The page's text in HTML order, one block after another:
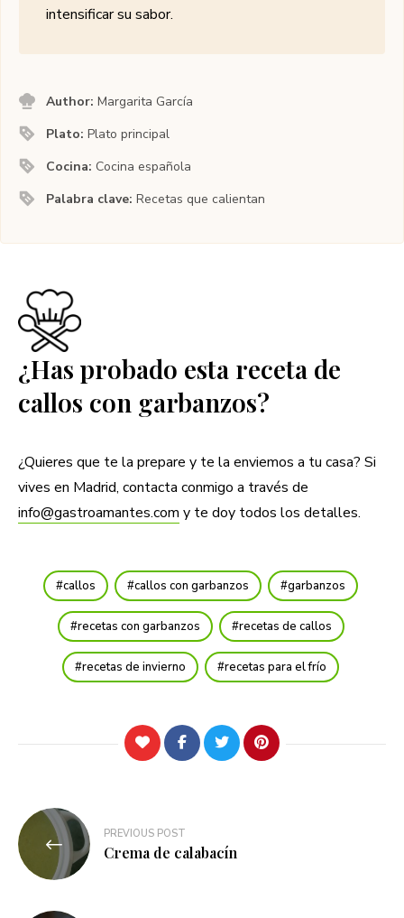
intensificar su sabor.
Author:Margarita García
Plato:Plato principal
Cocina: Cocina española
Palabra clave:Recetas que calientan
¿Has probado esta receta de
callos con garbanzos?
¿Quieres que te la prepare y te la enviemos a tu casa? Si
vives en Madrid, contacta conmigo a través de
info@gastroamantes.com y te doy todos los detalles.
callos callos con garbanzos garbanzos
recetas con garbanzos recetas de callos
recetas de invierno recetas para el frío
Navegación
de
entradas
PREVIOUS POST
Crema de calabacín